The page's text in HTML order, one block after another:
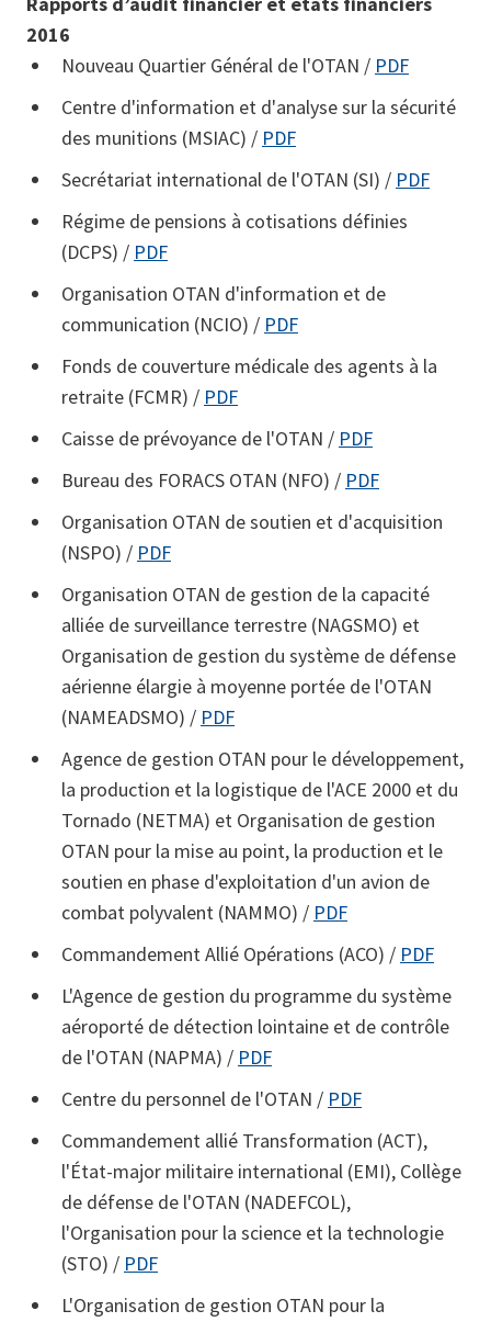
2016
Nouveau Quartier Général de l'OTAN / PDF
Centre d'information et d'analyse sur la sécurité
des munitions (MSIAC) / PDF
Secrétariat international de l'OTAN (SI) / PDF
Régime de pensions à cotisations définies
(DCPS) / PDF
Organisation OTAN d'information et de
communication (NCIO) / PDF
Fonds de couverture médicale des agents à la
retraite (FCMR) / PDF
Caisse de prévoyance de l'OTAN / PDF
Bureau des FORACS OTAN (NFO) / PDF
Organisation OTAN de soutien et d'acquisition
(NSPO) / PDF
Organisation OTAN de gestion de la capacité
alliée de surveillance terrestre (NAGSMO) et
Organisation de gestion du système de défense
aérienne élargie à moyenne portée de l'OTAN
(NAMEADSMO) / PDF
Agence de gestion OTAN pour le développement,
la production et la logistique de l'ACE 2000 et du
Tornado (NETMA) et Organisation de gestion
OTAN pour la mise au point, la production et le
soutien en phase d'exploitation d'un avion de
combat polyvalent (NAMMO) / PDF
Commandement Allié Opérations (ACO) / PDF
L'Agence de gestion du programme du système
aéroporté de détection lointaine et de contrôle
de l'OTAN (NAPMA) / PDF
Centre du personnel de l'OTAN / PDF
Commandement allié Transformation (ACT),
l'État-major militaire international (EMI), Collège
de défense de l'OTAN (NADEFCOL),
l'Organisation pour la science et la technologie
(STO) / PDF
L'Organisation de gestion OTAN pour la